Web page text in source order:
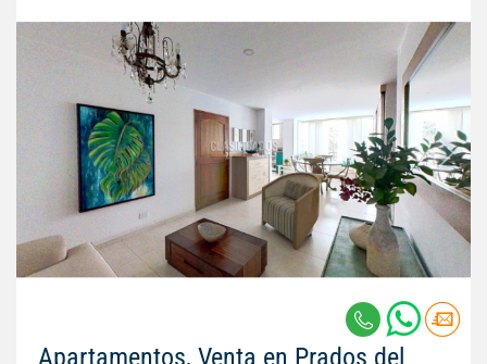
Apartamentos, Venta en Prados del